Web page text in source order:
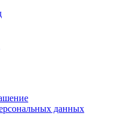
данных